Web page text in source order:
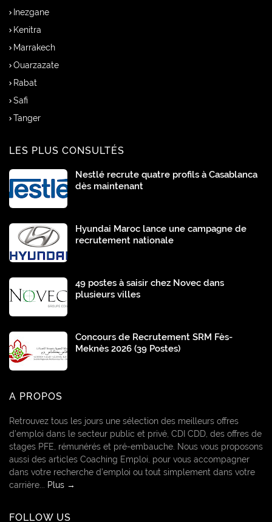
Inezgane
Kenitra
Marrakech
Ouarzazate
Rabat
Safi
Tanger
LES PLUS CONSULTÉS
Nestlé recrute quatre profils à Casablanca
dès maintenant
Hyundai Maroc lance une campagne de
recrutement nationale
49 postes à saisir chez Novec dans
plusieurs villes
Concours de Recrutement SRM Fès-
Meknès 2026 (39 Postes)
A PROPOS
Retrouvez tous les jours une sélection des meilleurs offres
d’emploi dans le secteur public et privé, CDI CDD, des offres de
stages PFE, rémunérés et pré-embauche. Nous vous proposons
aussi des articles Coaching Emploi, pour vous accompagner
dans votre recherche d’emploi ou tout simplement dans votre
carrière...
Plus →
FOLLOW US